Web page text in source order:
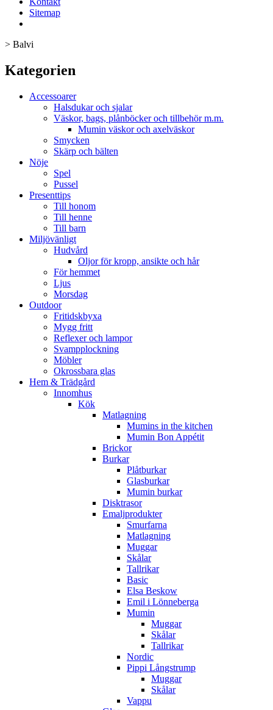
Sitemap
> Balvi
Kategorien
Accessoarer
Halsdukar och sjalar
Väskor, bags, plånböcker och tillbehör m.m.
Mumin väskor och axelväskor
Smycken
Skärp och bälten
Nöje
Spel
Pussel
Presenttips
Till honom
Till henne
Till barn
Miljövänligt
Hudvård
Oljor för kropp, ansikte och hår
För hemmet
Ljus
Morsdag
Outdoor
Fritidskbyxa
Mygg fritt
Reflexer och lampor
Svampplockning
Möbler
Okrossbara glas
Hem & Trädgård
Innomhus
Kök
Matlagning
Mumins in the kitchen
Mumin Bon Appétit
Brickor
Burkar
Plåtburkar
Glasburkar
Mumin burkar
Disktrasor
Emaljprodukter
Smurfarna
Matlagning
Muggar
Skålar
Tallrikar
Basic
Elsa Beskow
Emil i Lönneberga
Mumin
Muggar
Skålar
Tallrikar
Nordic
Pippi Långstrump
Muggar
Skålar
Vappu